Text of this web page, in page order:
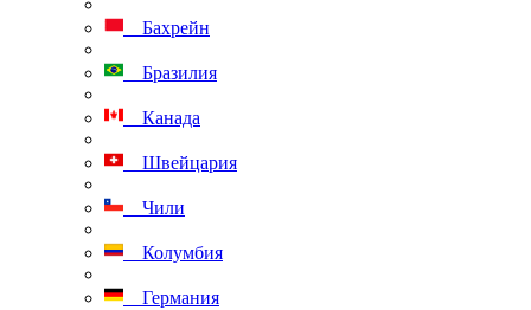
Бахрейн
Бразилия
Канада
Швейцария
Чили
Колумбия
Германия